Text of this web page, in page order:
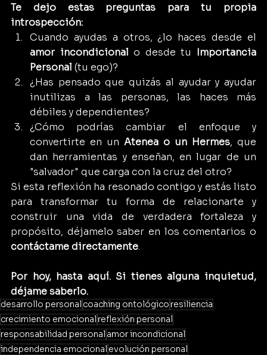
Te dejo estas preguntas para tu propia
introspección:
amor incondicional o desde tu Importancia
Personal (tu ego)?
¿Has pensado que quizás al ayudar y ayudar
inutilizas a las personas, las haces más
débiles y dependientes?
¿Cómo podrías cambiar el enfoque y
convertirte en un Atenea o un Hermes, que
dan herramientas y enseñan, en lugar de un
"salvador" que carga con la cruz del otro?
Si esta reflexión ha resonado contigo y estás listo
para transformar tu forma de relacionarte y
construir una vida de verdadera fortaleza y
contáctame directamente.
Por hoy, hasta aquí. Si tienes alguna inquietud,
déjame saberlo.
desarrollo personal coaching ontológicoresiliencia
crecimiento emocionalreflexión personal
responsabilidad personal amor incondicional
independencia emocional evolución personal